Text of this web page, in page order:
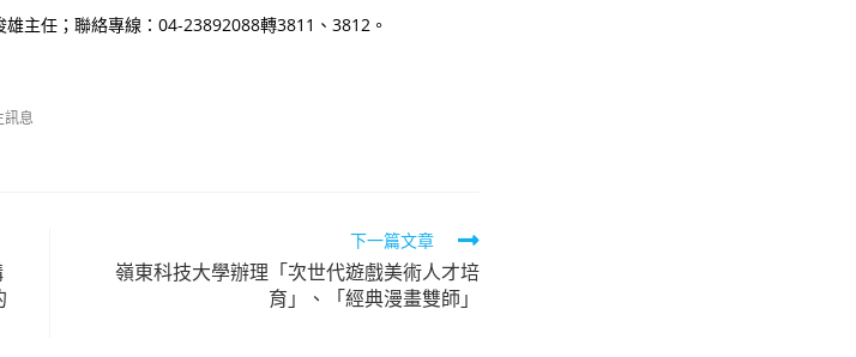
主任；聯絡專線：04-23892088轉3811、3812。
訊息
下一篇文章
嶺東科技大學辦理「次世代遊戲美術人才培
育」、「經典漫畫雙師」